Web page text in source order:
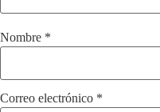
Nombre *
Correo electrónico *